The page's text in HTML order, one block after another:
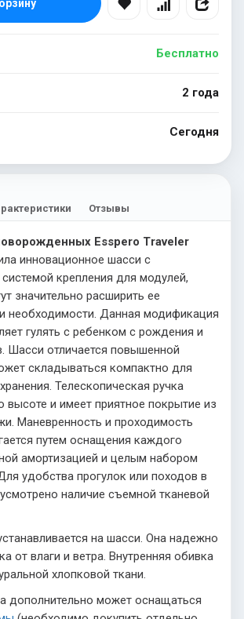
Бесплатно
2 года
Сегодня
Отзывы
Esspero Traveler
инновационное шасси с
крепления для модулей,
значительно расширить ее
необходимости. Данная модификация
гулять с ребенком с рождения и
Шасси отличается повышенной
складываться компактно для
Телескопическая ручка
высоте и имеет приятное покрытие из
Маневренность и проходимость
путем оснащения каждого
амортизацией и целым набором
удобства прогулок или походов в
наличие съемной тканевой
на шасси. Она надежно
от влаги и ветра. Внутренняя обивка
хлопковой ткани.
дополнительно может оснащаться